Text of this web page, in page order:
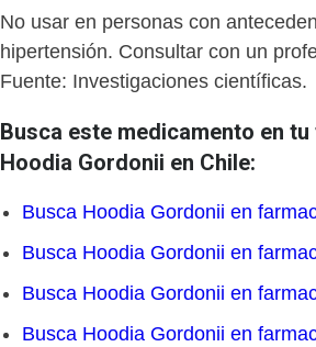
No usar en personas con
hipertensión. Consultar con un
Fuente: Investigaciones científicas.
Busca este medicamento en
Hoodia Gordonii en Chile:
Busca Hoodia Gordonii en
Busca Hoodia Gordonii en
Busca Hoodia Gordonii en
Busca Hoodia Gordonii en